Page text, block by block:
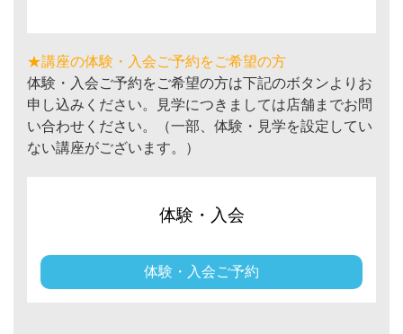
★講座の体験・入会ご予約をご希望の方
体験・入会ご予約をご希望の方は下記のボタンよりお
申し込みください。見学につきましては店舗までお問
い合わせください。（一部、体験・見学を設定してい
ない講座がございます。）
体験・入会
体験・入会ご予約